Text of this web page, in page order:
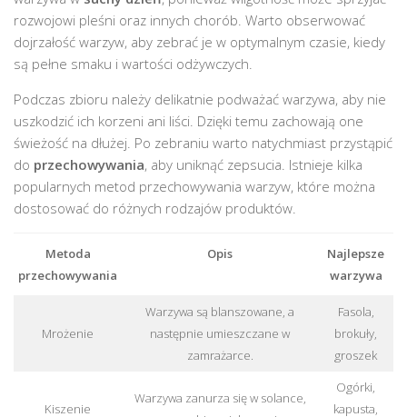
rozwojowi pleśni oraz innych chorób. Warto obserwować
dojrzałość warzyw, aby zebrać je w optymalnym czasie, kiedy
są pełne smaku i wartości odżywczych.
Podczas zbioru należy delikatnie podważać warzywa, aby nie
uszkodzić ich korzeni ani liści. Dzięki temu zachowają one
świeżość na dłużej. Po zebraniu warto natychmiast przystąpić
do przechowywania, aby uniknąć zepsucia. Istnieje kilka
popularnych metod przechowywania warzyw, które można
dostosować do różnych rodzajów produktów.
Metoda
przechowywania
Opis
Najlepsze
warzywa
Mrożenie
Warzywa są blanszowane, a
następnie umieszczane w
zamrażarce.
Fasola,
brokuły,
groszek
Kiszenie
Warzywa zanurza się w solance,
Ogórki,
kapusta,